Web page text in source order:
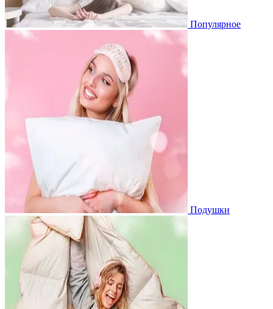
Популярное
Подушки